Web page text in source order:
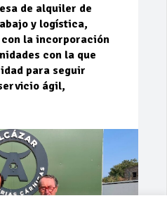
de alquiler de
y logística,
la incorporación
con la que
para seguir
ágil,